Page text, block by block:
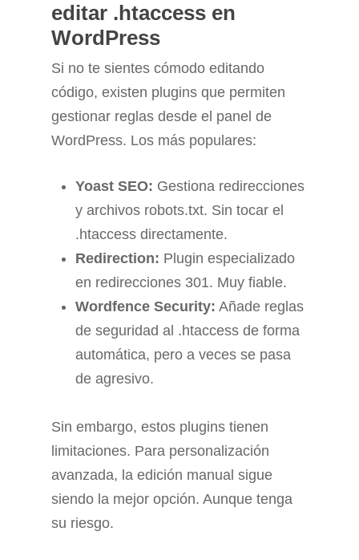
editar .htaccess en
WordPress
Si no te sientes cómodo editando
código, existen plugins que permiten
gestionar reglas desde el panel de
WordPress. Los más populares:
Yoast SEO: Gestiona redirecciones
y archivos robots.txt. Sin tocar el
.htaccess directamente.
Redirection: Plugin especializado
en redirecciones 301. Muy fiable.
Wordfence Security: Añade reglas
de seguridad al .htaccess de forma
automática, pero a veces se pasa
de agresivo.
Sin embargo, estos plugins tienen
limitaciones. Para personalización
avanzada, la edición manual sigue
siendo la mejor opción. Aunque tenga
su riesgo.